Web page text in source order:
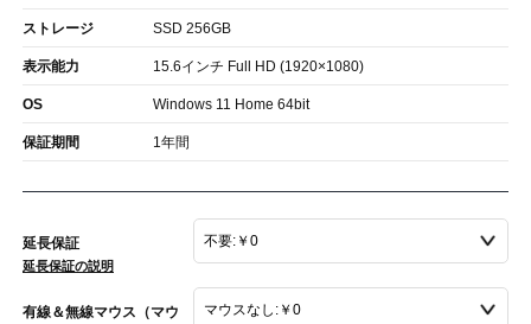
ストレージ SSD 256GB
表示能力 15.6インチ Full HD (1920×1080)
OS Windows 11 Home 64bit
保証期間 1年間
延長保証
延長保証の説明
有線＆無線マウス（マウ